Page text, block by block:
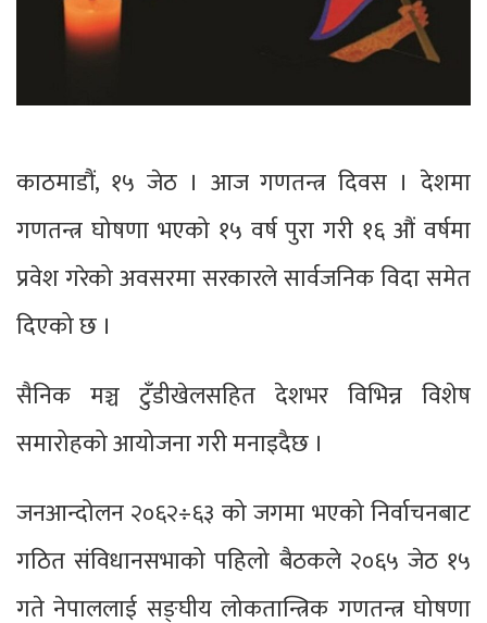
काठमाडौं, १५ जेठ । आज गणतन्त्र दिवस । देशमा
गणतन्त्र घोषणा भएको १५ वर्ष पुरा गरी १६ औं वर्षमा
प्रवेश गरेको अवसरमा सरकारले सार्वजनिक विदा समेत
दिएको छ ।
सैनिक मञ्च टुँडीखेलसहित देशभर विभिन्न विशेष
समारोहको आयोजना गरी मनाइदैछ ।
जनआन्दोलन २०६२÷६३ को जगमा भएको निर्वाचनबाट
गठित संविधानसभाको पहिलो बैठकले २०६५ जेठ १५
गते नेपाललाई सङ्घीय लोकतान्त्रिक गणतन्त्र घोषणा